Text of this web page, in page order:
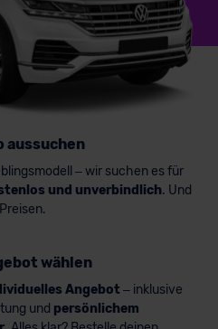
aussuchen
– wir suchen es für
und unverbindlich. Und
wählen
Angebot – inklusive
und persönlichem